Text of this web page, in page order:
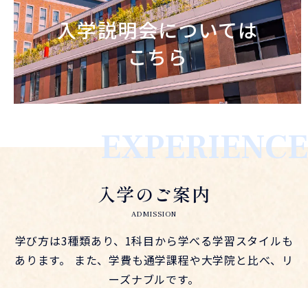
EXPERIENCE
入学説明会については
こちら
入学のご案内
ADMISSION
学び方は3種類あり、1科目から学べる学習スタイルも
あります。
また、学費も通学課程や大学院と比べ、リ
ーズナブルです。